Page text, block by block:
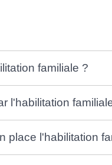
familiale ?
l'habilitation
place l'habilitation